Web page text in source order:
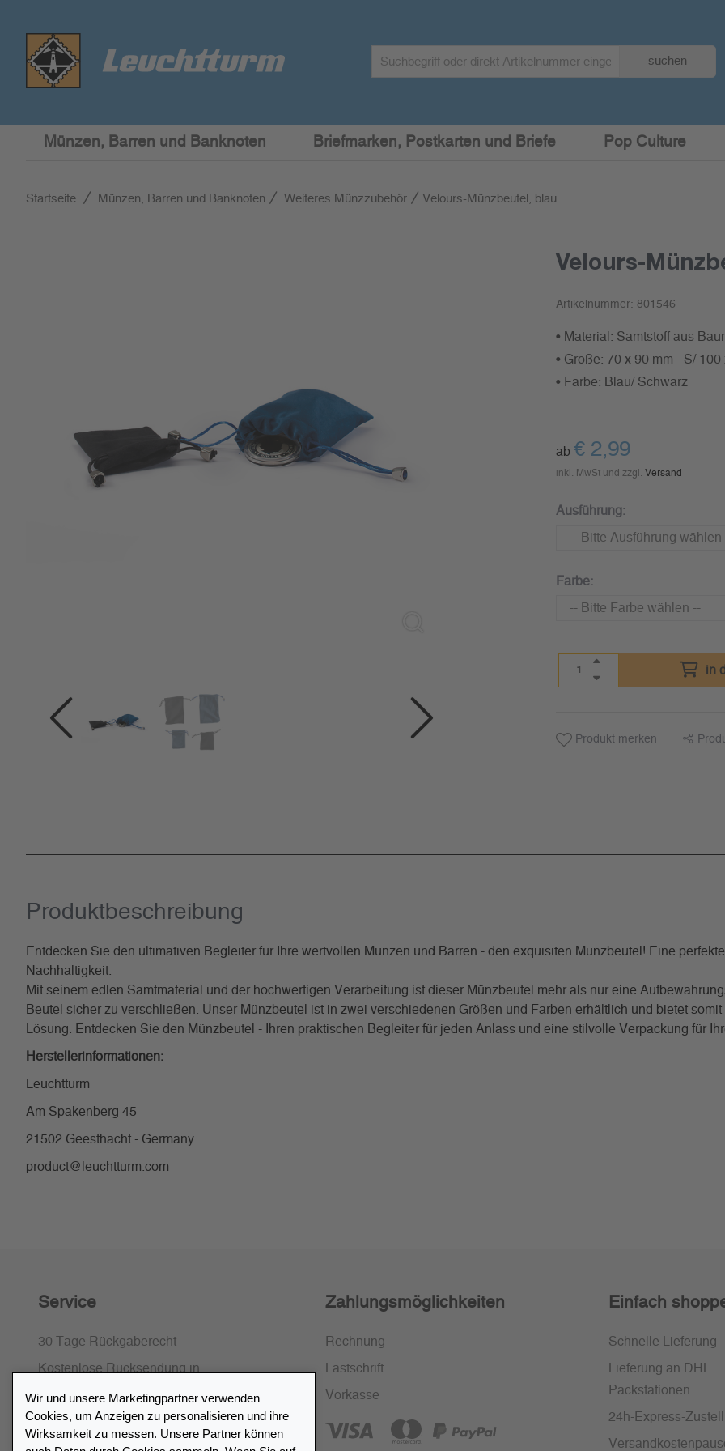
suchen
Münzen, Barren und Banknoten Briefmarken, Postkarten und Briefe Pop Culture
Startseite Münzen, Barren und Banknoten Weiteres Münzzubehör Velours-Münzbeutel, blau
Velours-
Artikelnummer: 801546
• Material: Samtstoff aus
• Größe: 70 x 90 mm - S/ 100
• Farbe: Blau/ Schwarz
ab €2,99
inkl. MwSt und zzgl. Versand
Ausführung:
Farbe:
in
Produkt merken
Produkt­beschreibung
Entdecken Sie den ultimativen Begleiter für Ihre wertvollen Münzen und Barren - den exquisiten Münzbeutel! Eine
Nachhaltigkeit.
Mit seinem edlen Samtmaterial und der hochwertigen Verarbeitung ist dieser Münzbeutel mehr als nur eine
Beutel sicher zu verschließen. Unser Münzbeutel ist in zwei verschiedenen Größen und Farben erhältlich und bietet
Lösung. Entdecken Sie den Münzbeutel - Ihren praktischen Begleiter für jeden Anlass und eine stilvolle Verpackung für
Herstellerinformationen:
Leuchtturm
Am Spakenberg 45
21502 Geesthacht - Germany
product@leuchtturm.com
Service
30 Tage Rückgaberecht
Kostenlose Rücksendung in
SSL-Verschlüsselung
Zahlungsmöglichkeiten
Rechnung
Lastschrift
Vorkasse
Einfach
Schnelle Lieferung
Lieferung an DHL
Packstationen
24h-Express-
Wir und unsere Marketingpartner verwenden
Cookies, um Anzeigen zu personalisieren und ihre
Wirksamkeit zu messen. Unsere Partner können